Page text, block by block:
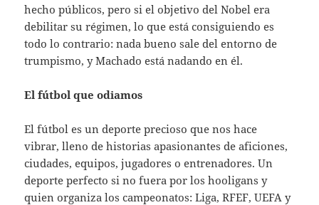
hecho públicos, pero si el objetivo del Nobel era
debilitar su régimen, lo que está consiguiendo es
todo lo contrario: nada bueno sale del entorno de
trumpismo, y Machado está nadando en él.
El fútbol que odiamos
El fútbol es un deporte precioso que nos hace
vibrar, lleno de historias apasionantes de aficiones,
ciudades, equipos, jugadores o entrenadores. Un
deporte perfecto si no fuera por los hooligans y
quien organiza los campeonatos: Liga, RFEF, UEFA y